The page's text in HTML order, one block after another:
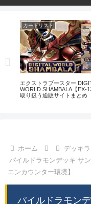
カードリスト
エクストラブースター
WORLD SHAMBALA【EX-
取り扱う通販サイトまとめ
ホーム デッキ
パイルドラモンデッキ サ
エンカウンター環境】
パイルドラモン